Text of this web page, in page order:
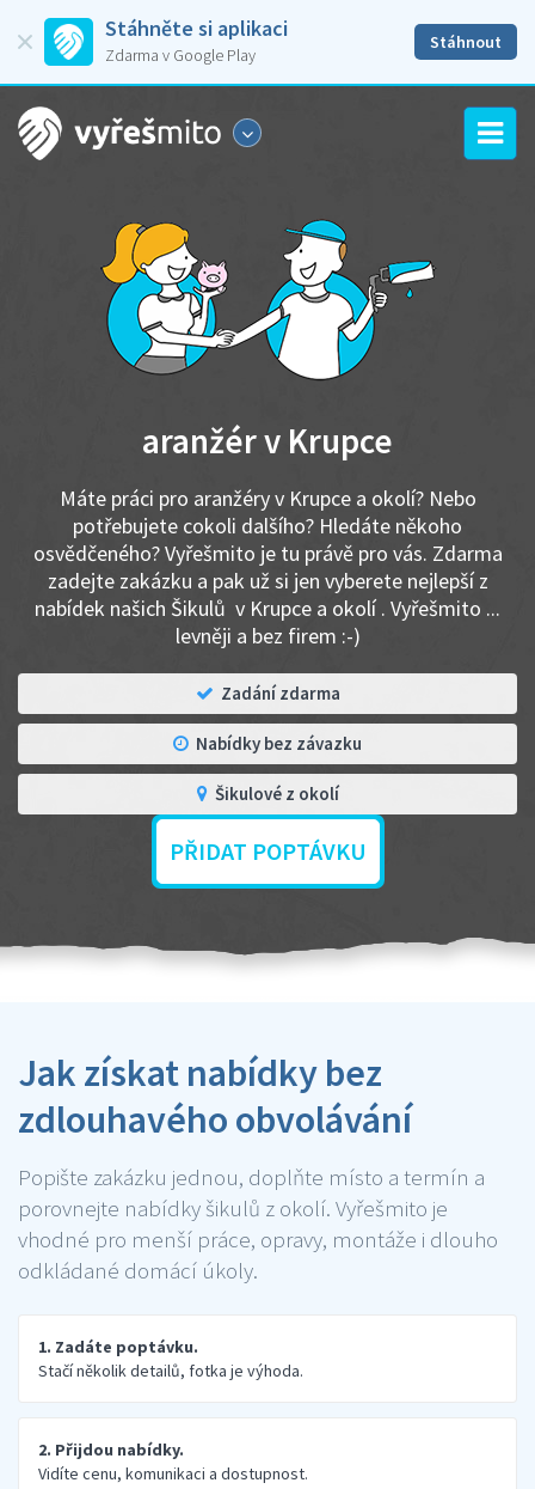
Stáhněte si aplikaci
Zdarma v Google Play
Stáhnout
aranžér v Krupce
Máte práci pro aranžéry v Krupce a okolí? Nebo
potřebujete cokoli dalšího? Hledáte někoho
osvědčeného? Vyřešmito je tu právě pro vás. Zdarma
zadejte zakázku a pak už si jen vyberete nejlepší z
nabídek našich Šikulů v Krupce a okolí . Vyřešmito ...
levněji a bez firem :-)
Zadání zdarma
Nabídky bez závazku
Šikulové z okolí
PŘIDAT POPTÁVKU
Jak získat nabídky bez
zdlouhavého obvolávání
Popište zakázku jednou, doplňte místo a termín a
porovnejte nabídky šikulů z okolí. Vyřešmito je
vhodné pro menší práce, opravy, montáže i dlouho
odkládané domácí úkoly.
1. Zadáte poptávku.
Stačí několik detailů, fotka je výhoda.
2. Přijdou nabídky.
Vidíte cenu, komunikaci a dostupnost.